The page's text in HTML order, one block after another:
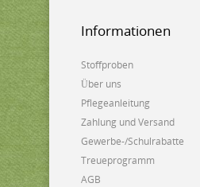
Informationen
Stoffproben
Über uns
Pflegeanleitung
Zahlung und Versand
Gewerbe-/Schulrabatte
Treueprogramm
AGB